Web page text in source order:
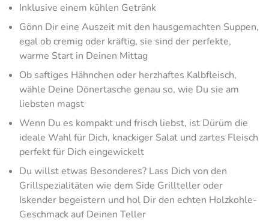
Inklusive einem kühlen Getränk
Gönn Dir eine Auszeit mit den hausgemachten Suppen,
egal ob cremig oder kräftig, sie sind der perfekte,
warme Start in Deinen Mittag
Ob saftiges Hähnchen oder herzhaftes Kalbfleisch,
wähle Deine Dönertasche genau so, wie Du sie am
liebsten magst
Wenn Du es kompakt und frisch liebst, ist Dürüm die
ideale Wahl für Dich, knackiger Salat und zartes Fleisch
perfekt für Dich eingewickelt
Du willst etwas Besonderes? Lass Dich von den
Grillspezialitäten wie dem Side Grillteller oder
Iskender begeistern und hol Dir den echten Holzkohle-
Geschmack auf Deinen Teller